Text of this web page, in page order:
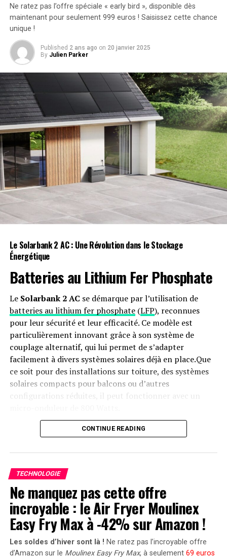
Éviter la précipitation
SASSA recommande aux bénéficiaires de ne pas se
précipiter pour retirer de l’argent dès le premier jour.
Une fois que les fonds sont disponibles sur le compte, ils
y resteront jusqu’à ce qu’ils soient nécessaires. Cette
approche contribue à réduire l’afflux de personnes aux
points de paiement et assure un processus plus fluide
pour tous.
Conclusion sur les dates de
paiement SASSA pour août
2024
Les versements SASSA en août 2024 suivront un
calendrier structuré, garantissant que les personnes
âgées, les personnes en situation de handicap et les
dates de paiement SASSA sont conçues pour fournir un
soutien rapide et doivent être utilisées de manière
judicieuse.
RELATED TOPICS: AOÛT 2024
ASSISTANCE SOCIALE
INFORMATIONS FINANCIÈRES
NOUVEAUX PAIEMENTS SASSA
PRESTATIONS SASSA
UP NEXT
La police infiltre et démantèle le service de DDoS à la
demande DigitalStress !
DON'T MISS
Le Nio Phone 2 arrive le 27 juillet : préparez-vous à
l’innovation !
Ne ratez pas l’offre spéciale « early bird », disponible dès
maintenant pour seulement 999 euros ! Saisissez cette chance
unique !
Published 2 ans ago on 20 janvier 2025
By Julien Parker
Le Solarbank 2 AC : Une Révolution dans le Stockage
Énergétique
Batteries au Lithium Fer Phosphate
Le Solarbank 2 AC se démarque par l’utilisation de
batteries au lithium fer phosphate(LFP), reconnues
pour leur sécurité et leur efficacité. Ce modèle est
particulièrement innovant grâce à son système de
couplage alternatif, qui lui permet de s’adapter
facilement à divers systèmes solaires déjà en place.Que
ce soit pour des installations sur toiture, des systèmes
solaires compacts pour balcons ou d’autres
configurations réduites, il peut fonctionner avec un
Capacité et flexibilité Énergétique
Avec une capacité maximale d’injection dans le réseau
domestique atteignant 1200 watts,le Solarbank 2 AC
peut être associé à deux régulateurs solaires MPPT. Cela
ouvre la possibilité d’ajouter jusqu’à 1200 watts
supplémentaires via des panneaux solaires additionnels,
portant ainsi la puissance totale à un impressionnant
2400 watts . Pour les utilisateurs nécessitant davantage
de stockage énergétique, il est possible d’intégrer
jusqu’à cinq batteries supplémentaires de 1,6
CONTINUE READING
TECHNOLOGIE
Ne manquez pas cette offre
incroyable : le Air Fryer Moulinex
Easy Fry Max à -42% sur Amazon !
Les soldes d’hiver sont là ! Ne ratez pas l’incroyable offre
d’Amazon sur le Moulinex Easy Fry Max, à seulement 69 euros